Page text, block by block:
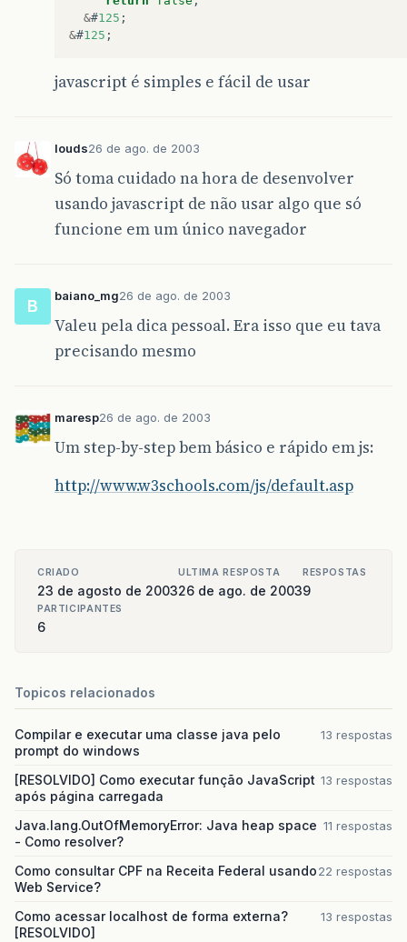
&#125 ;
&#125 ;
javascript é simples e fácil de usar
louds26 de ago. de 2003
Só toma cuidado na hora de desenvolver
usando javascript de não usar algo que só
funcione em um único navegador
B
baiano_mg26 de ago. de 2003
Valeu pela dica pessoal. Era isso que eu tava
precisando mesmo
maresp26 de ago. de 2003
Um step-by-step bem básico e rápido em js:
http://www.w3schools.com/js/default.asp
CRIADO
23 de agosto de 2003
ULTIMA RESPOSTA
26 de ago. de 2003
RESPOSTAS
9
PARTICIPANTES
6
Topicos relacionados
Compilar e executar uma classe java pelo
prompt do windows
13 respostas
[RESOLVIDO] Como executar função JavaScript
após página carregada
13 respostas
Java.lang.OutOfMemoryError: Java heap space
- Como resolver?
11 respostas
Como consultar CPF na Receita Federal usando
Web Service?
22 respostas
Como acessar localhost de forma externa?
[RESOLVIDO]
13 respostas